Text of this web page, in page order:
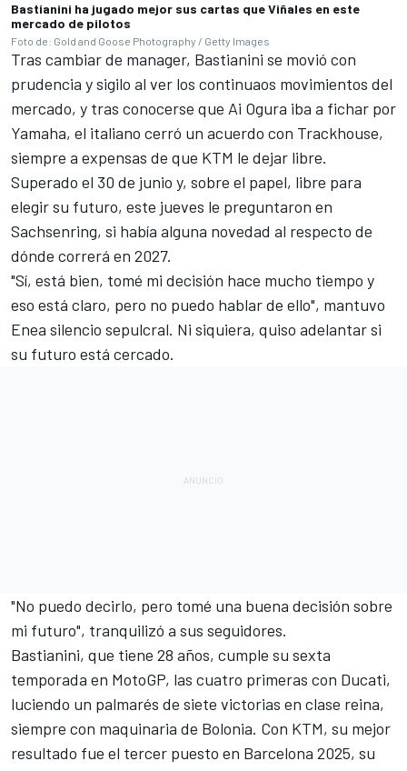
Bastianini ha jugado mejor sus cartas que Viñales en este
mercado de pilotos
Foto de: Gold and Goose Photography / Getty Images
Tras cambiar de manager, Bastianini se movió con
prudencia y sigilo al ver los continuaos movimientos del
mercado, y tras conocerse que Ai Ogura iba a fichar por
Yamaha, el italiano cerró un acuerdo con Trackhouse,
siempre a expensas de que KTM le dejar libre.
Superado el 30 de junio y, sobre el papel, libre para
elegir su futuro, este jueves le preguntaron en
Sachsenring, si había alguna novedad al respecto de
dónde correrá en 2027.
"Sí, está bien, tomé mi decisión hace mucho tiempo y
eso está claro, pero no puedo hablar de ello", mantuvo
Enea silencio sepulcral. Ni siquiera, quiso adelantar si
su futuro está cercado.
"No puedo decirlo, pero tomé una buena decisión sobre
mi futuro", tranquilizó a sus seguidores.
Bastianini, que tiene 28 años, cumple su sexta
temporada en MotoGP, las cuatro primeras con Ducati,
luciendo un palmarés de siete victorias en clase reina,
siempre con maquinaria de Bolonia. Con KTM, su mejor
resultado fue el tercer puesto en Barcelona 2025, su